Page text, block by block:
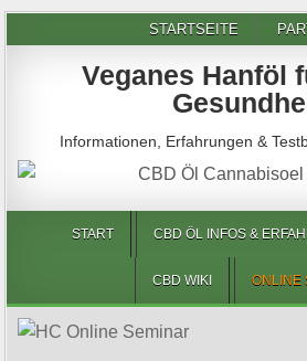
STARTSEITE
Veganes Hanföl
Informationen, Erfahrungen &
START CBD ÖL INFOS &
CBD WIKI ONLINE